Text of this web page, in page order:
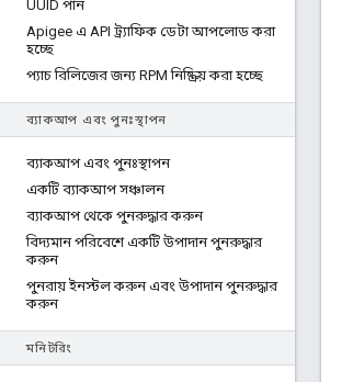
UUID পান
Apigee এ API ট্র্যাফিক ডেটা আপলোড করা
হচ্ছে
প্যাচ রিলিজের জন্য RPM নিষ্ক্রিয় করা হচ্ছে
ব্যাকআপ এবং পুনঃস্থাপন
ব্যাকআপ এবং পুনঃস্থাপন
একটি ব্যাকআপ সঞ্চালন
ব্যাকআপ থেকে পুনরুদ্ধার করুন
বিদ্যমান পরিবেশে একটি উপাদান পুনরুদ্ধার
করুন
পুনরায় ইনস্টল করুন এবং উপাদান পুনরুদ্ধার
করুন
মনিটরিং